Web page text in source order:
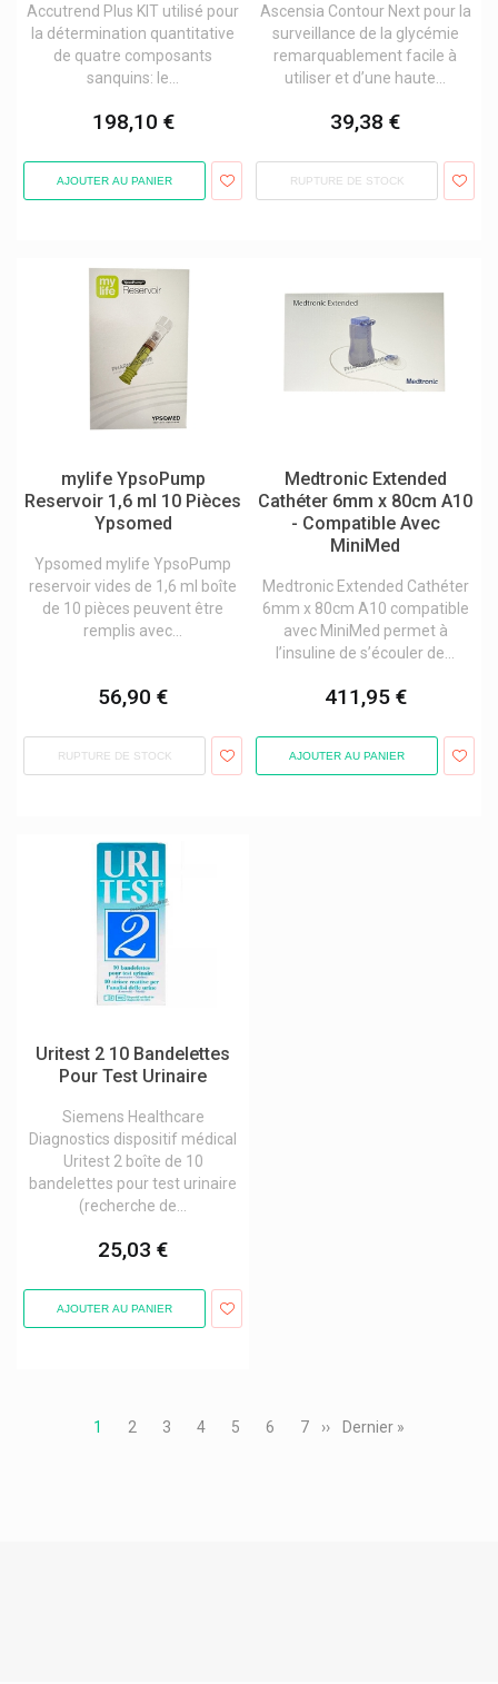
Accutrend Plus KIT utilisé pour
la détermination quantitative
de quatre composants
sanquins: le...
198,10 €
AJOUTER AU PANIER
Ascensia Contour Next pour la
surveillance de la glycémie
remarquablement facile à
utiliser et d’une haute...
39,38 €
RUPTURE DE STOCK
mylife YpsoPump
Reservoir 1,6 ml 10 Pièces
Ypsomed
Ypsomed mylife YpsoPump
reservoir vides de 1,6 ml boîte
de 10 pièces peuvent être
remplis avec...
56,90 €
RUPTURE DE STOCK
Medtronic Extended
Cathéter 6mm x 80cm A10
- Compatible Avec
MiniMed
Medtronic Extended Cathéter
6mm x 80cm A10 compatible
avec MiniMed permet à
l’insuline de s’écouler de...
411,95 €
AJOUTER AU PANIER
Uritest 2 10 Bandelettes
Pour Test Urinaire
Siemens Healthcare
Diagnostics dispositif médical
Uritest 2 boîte de 10
bandelettes pour test urinaire
(recherche de...
25,03 €
AJOUTER AU PANIER
Page
1 Page
2 Page
3 Page
4 Page
5 Page
6 Page
7
Page
››
Dernière
Dernier »